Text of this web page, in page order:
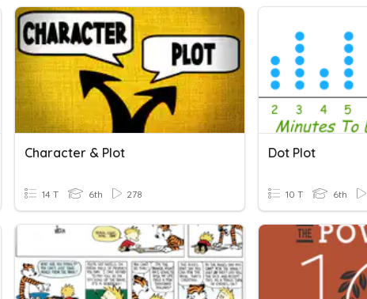
Character & Plot
14 T 6th 278
Dot Plot
10 T 6th